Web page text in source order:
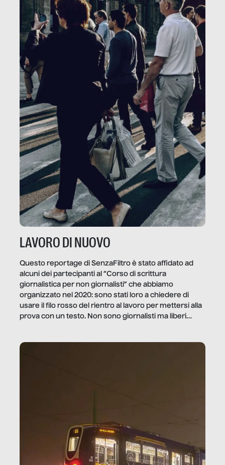
LAVORO DI NUOVO
Questo reportage di SenzaFiltro è stato affidato ad
alcuni dei partecipanti al “Corso di scrittura
giornalistica per non giornalisti” che abbiamo
organizzato nel 2020: sono stati loro a chiedere di
usare il filo rosso del rientro al lavoro per mettersi alla
prova con un testo. Non sono giornalisti ma liberi